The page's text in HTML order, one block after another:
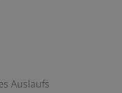
Auslaufs